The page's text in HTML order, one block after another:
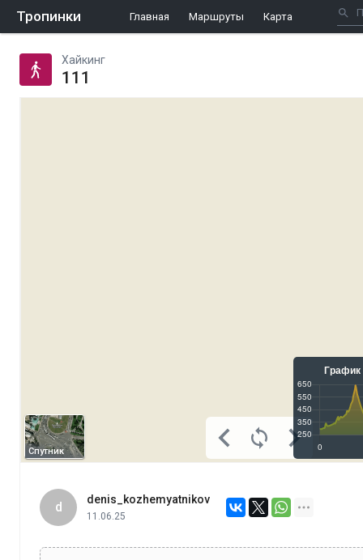
Тропинки Главная Маршруты Карта
Хайкинг
111
Спутник
d
denis_kozhemyatnikov
11.06.25